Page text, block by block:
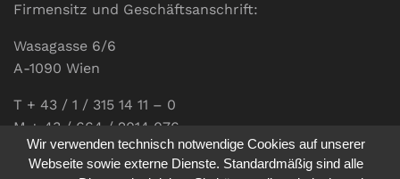
Firmensitz und Geschäftsanschrift:
Wasagasse 6/6
A-1090 Wien
T + 43 / 1 / 315 14 11 – 0
M + 43 / 664 / 2014 076
E-Mail:office@communications.co.at
Wir verwenden technisch notwendige Cookies auf unserer
Webseite sowie externe Dienste. Standardmäßig sind alle